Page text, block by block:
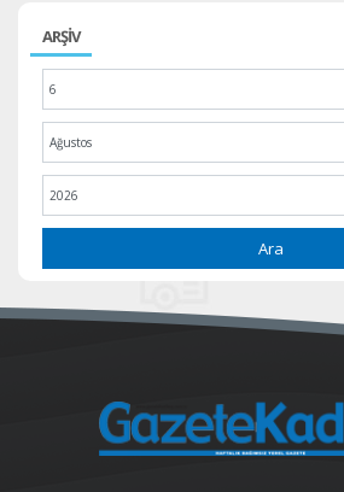
ARŞİV
Ara